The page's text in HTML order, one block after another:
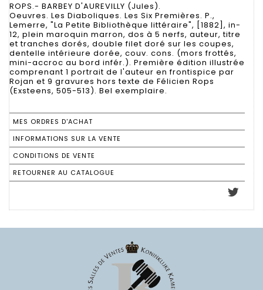
ROPS.- BARBEY D'AUREVILLY (Jules).
Oeuvres. Les Diaboliques. Les Six Premières. P.,
Lemerre, "La Petite Bibliothèque littéraire", [1882], in-
12, plein maroquin marron, dos à 5 nerfs, auteur, titre
et tranches dorés, double filet doré sur les coupes,
dentelle intérieure dorée, couv. cons. (mors frottés,
mini-accroc au bord infér.). Première édition illustrée
comprenant 1 portrait de l'auteur en frontispice par
Rojan et 9 gravures hors texte de Félicien Rops
(Exsteens, 505-513). Bel exemplaire.
MES ORDRES D'ACHAT
INFORMATIONS SUR LA VENTE
CONDITIONS DE VENTE
RETOURNER AU CATALOGUE